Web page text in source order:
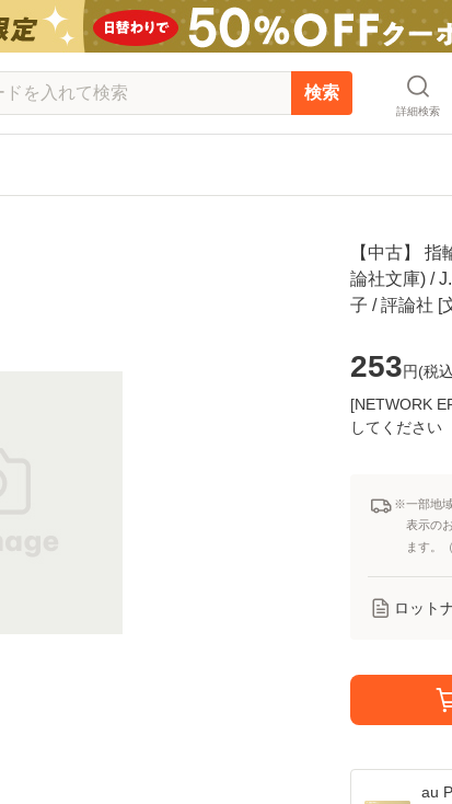
検索
詳細検索
【中古】
論社文庫) /
子 / 評論社 [
253円(税込
[NETWORK
してください
※一部地
表示の
ます。（
ロット
au